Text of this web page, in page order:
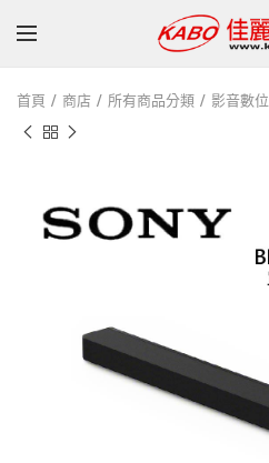
首頁 商店 所有商品分類 影音數位